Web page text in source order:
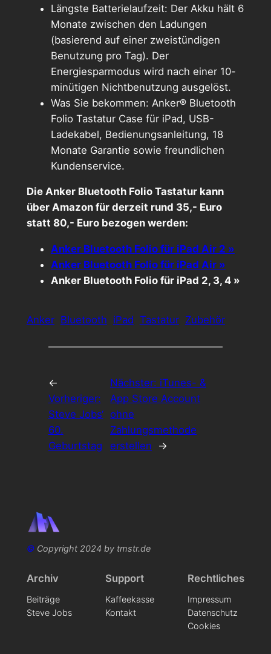
Längste Batterielaufzeit: Der Akku hält 6
Monate zwischen den Ladungen
(basierend auf einer zweistündigen
Benutzung pro Tag). Der
Energiesparmodus wird nach einer 10-
minütigen Nichtbenutzung ausgelöst.
Was Sie bekommen: Anker® Bluetooth
Folio Tastatur Case für iPad, USB-
Ladekabel, Bedienungsanleitung, 18
Monate Garantie sowie freundlichen
Kundenservice.
Die Anker Bluetooth Folio Tastatur kann
über Amazon für derzeit rund 35,- Euro
statt 80,- Euro bezogen werden:
Anker Bluetooth Folio für iPad Air 2 »
Anker Bluetooth Folio für iPad Air »
Anker Bluetooth Folio für iPad 2, 3, 4 »
Anker Bluetooth iPad Tastatur Zubehör
←
Vorheriger:
Steve Jobs‘
60.
Geburtstag
Nächster: iTunes- &
App Store Account
ohne
Zahlungsmethode
erstellen
→
©Copyright 2024 by tmstr.de
Archiv
Beiträge
Steve Jobs
Support
Kaffeekasse
Kontakt
Rechtliches
Impressum
Datenschutz
Cookies